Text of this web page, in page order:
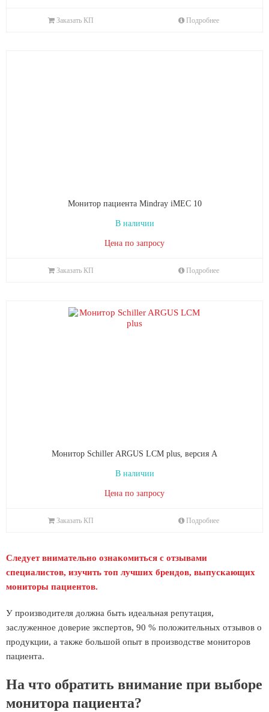
Заказать КП Подробнее
Монитор пациента Mindray iMEC 10
В наличии
Цена по запросу
Заказать КП Подробнее
Монитор Schiller ARGUS LCM plus, версия A
В наличии
Цена по запросу
Заказать КП Подробнее
Следует внимательно ознакомиться с отзывами
специалистов, изучить топ лучших брендов, выпускающих
мониторы пациентов.
У производителя должна быть идеальная репутация,
заслуженное доверие экспертов, 90 % положительных отзывов о
продукции, а также большой опыт в производстве мониторов
пациента.
На что обратить внимание при выборе
монитора пациента?